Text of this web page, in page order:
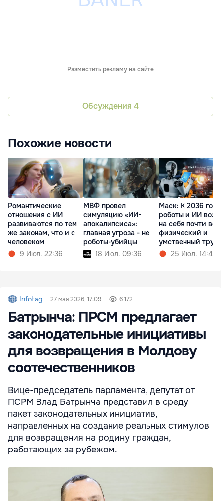
Разместить рекламу на сайте
Обсуждения 4
Похожие новости
Романтические
отношения с ИИ
развиваются по тем
же законам, что и с
человеком
9 Июл. 22:36
МВФ провел
симуляцию «ИИ-
апокалипсиса»:
главная угроза - не
роботы-убийцы
18 Июл. 09:36
Маск: К 2036 году
роботы и ИИ
на себя почти
физический и
умственный труд
25 Июл. 14:45
Infotag 27 мая 2026, 17:09 6 172
Батрынча: ПРСМ предлагает
законодательные инициативы
для возвращения в Молдову
соотечественников
Вице-председатель парламента, депутат от
ПСРМ Влад Батрынча представил в среду
пакет законодательных инициатив,
направленных на создание реальных стимулов
для возвращения на родину граждан,
работающих за рубежом.